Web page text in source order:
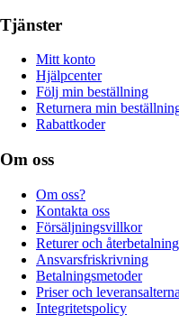
Tjänster
Mitt konto
Hjälpcenter
Följ min beställning
Returnera min
Rabattkoder
Om oss
Om oss?
Kontakta oss
Försäljningsvillkor
Returer och
Ansvarsfriskrivning
Betalningsmetoder
Priser och
Integritetspolicy